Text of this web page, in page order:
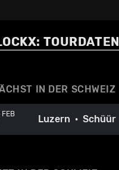
TOURDATEN
IN DER SCHWEIZ
FEB
Luzern · Schüür